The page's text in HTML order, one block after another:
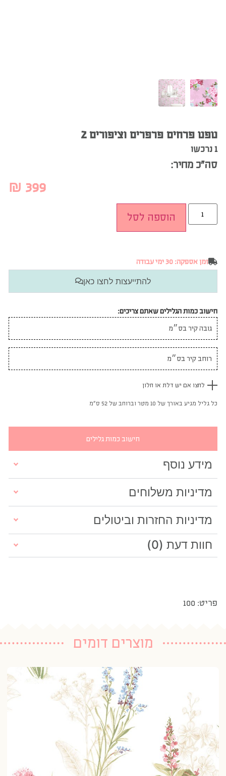
טפט פרחים פרפרים וציפורים 2
1 נרכשו
סה”כ מחיר:
₪ 399
הוספה לסל
זמן אספקה: 30 ימי עבודה
להתייעצות לחצו כאן
חישוב כמות הגלילים שאתם צריכים:
לחצו אם יש דלת או חלון
כל גליל מגיע באורך של 10 מטר וברוחב של 52 ס"מ
חישוב כמות גלילים
מידע נוסף
מדיניות משלוחים
מדיניות החזרות וביטולים
חוות דעת (0)
פריט: 100
מוצרים דומים